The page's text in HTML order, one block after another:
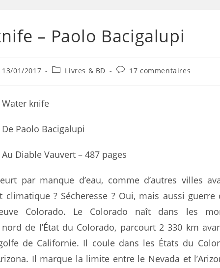
– Paolo Bacigalupi
13/01/2017 Livres & BD 17 commentaires
Water knife
De Paolo Bacigalupi
Au Diable Vauvert – 487 pages
par manque d’eau, comme d’autres villes
climatique ? Sécheresse ? Oui, mais aussi guerre
Colorado. Le Colorado naît dans les
de l’État du Colorado, parcourt 2 330 km
de Californie. Il coule dans les États du
Il marque la limite entre le Nevada et